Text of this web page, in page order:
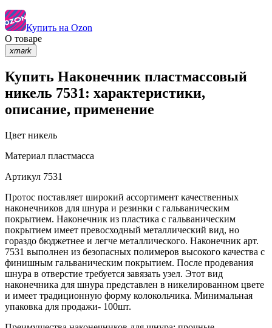
Купить на Ozon
О товаре
xmark
Купить Наконечник пластмассовый
никель 7531: характеристики,
описание, применение
Цвет никель
Материал пластмасса
Артикул 7531
Протос поставляет широкий ассортимент качественных
наконечников для шнура и резинки с гальваническим
покрытием. Наконечник из пластика с гальваническим
покрытием имеет превосходный металлический вид, но
гораздо бюджетнее и легче металлического. Наконечник арт.
7531 выполнен из безопасных полимеров высокого качества с
финишным гальваническим покрытием. После продевания
шнура в отверстие требуется завязать узел. Этот вид
наконечника для шнура представлен в никелированном цвете
и имеет традиционную форму колокольчика. Минимальная
упаковка для продажи- 100шт.